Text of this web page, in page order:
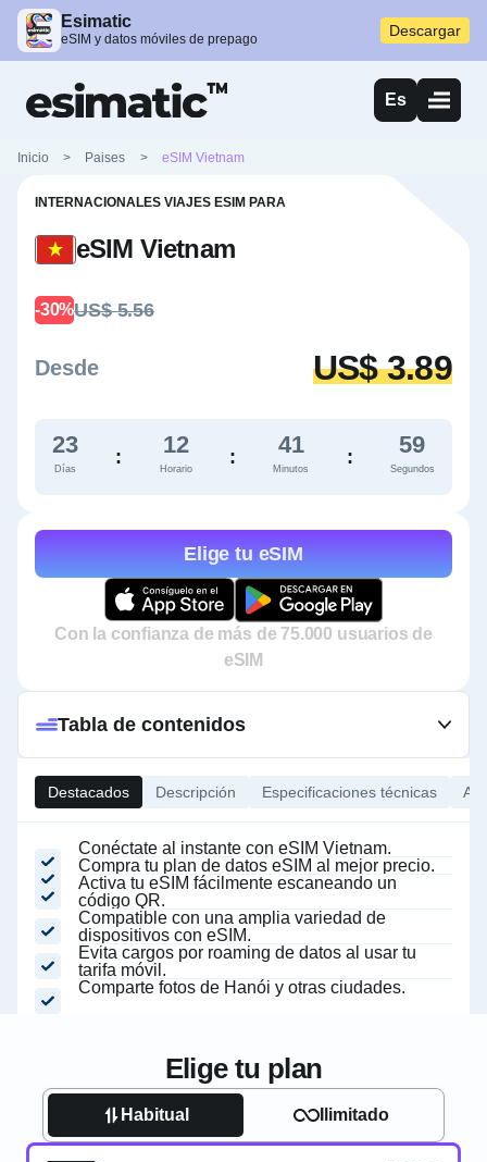
Esimatic
eSIM y datos móviles de prepago Descargar
Es
Inicio > Paises > eSIM Vietnam
INTERNACIONALES VIAJES ESIM PARA
eSIM Vietnam
-30%US$ 5.56
Desde US$ 3.89
23
Días
: 12
Horario
: 41
Minutos
: 58
Segundos
Elige tu eSIM
Con la confianza de más de 75.000 usuarios de
eSIM
Destacados Descripción Especificaciones técnicas
Conéctate al instante con eSIM Vietnam.
Compra tu plan de datos eSIM al mejor precio.
Activa tu eSIM fácilmente escaneando un
código QR.
Compatible con una amplia variedad de
dispositivos con eSIM.
Evita cargos por roaming de datos al usar tu
tarifa móvil.
Comparte fotos de Hanói y otras ciudades.
Tabla de contenidos
Elige tu plan
Habitual Ilimitado